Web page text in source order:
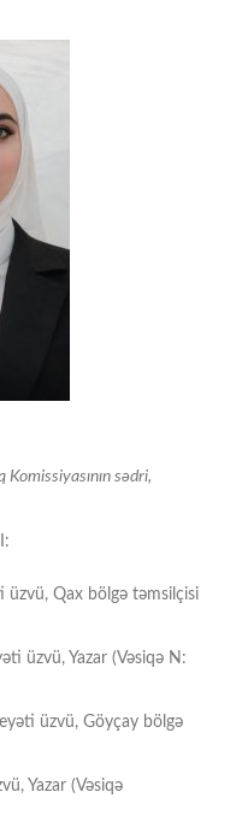
Komissiyasının sədri,
üzvü, Qax bölgə təmsilçisi
üzvü, Yazar (Vəsiqə N:
üzvü, Göyçay bölgə
Yazar (Vəsiqə